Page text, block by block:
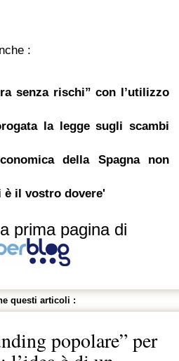
:
senza rischi” con l’utilizzo
la legge sugli scambi
della Spagna non
è il vostro dovere'
prima pagina di
questi articoli :
popolare” per